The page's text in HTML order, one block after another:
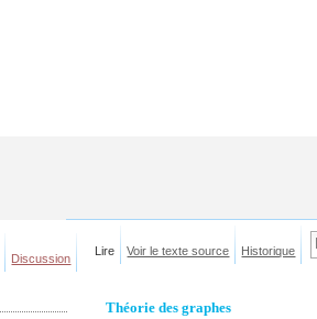
Théorie des graphes
Discussion
Lire Voir le texte source Historique